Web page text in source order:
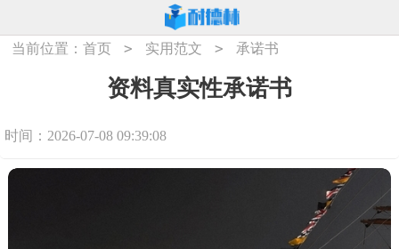
当前位置：首页 > 实用范文 > 承诺书
资料真实性承诺书
时间：2026-07-08 09:39:08